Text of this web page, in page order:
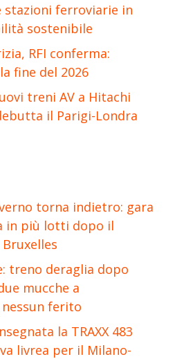
ferroviarie in
sostenibile
RFI conferma:
fine del 2026
treni AV a Hitachi
il Parigi-Londra
torna indietro: gara
in più lotti dopo il
treno deraglia dopo
mucche a
ferito
la TRAXX 483
livrea per il Milano-